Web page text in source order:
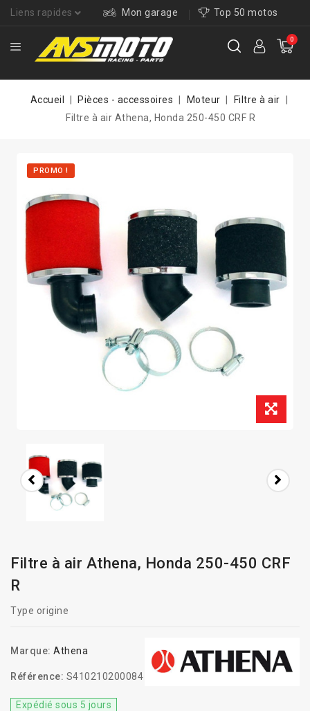
Liens rapides Mon garage Top 50 motos
0
Accueil Pièces - accessoires Moteur
Filtre à air
Filtre à air Athena, Honda 250-450 CRF R
PROMO !
Filtre à air Athena, Honda 250-450 CRF
R
Type origine
Marque: Athena
Référence: S410210200084
Expédié sous 5 jours